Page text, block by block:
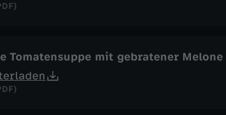
Tomatensuppe mit gebratener Melone